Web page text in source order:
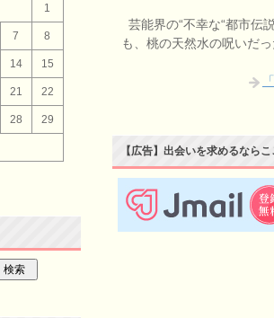
芸能界の“不幸な“都市伝
も、桃の天然水の呪いだ
【広告】出会いを求めるならこ
1
7 8
14 15
21 22
28 29